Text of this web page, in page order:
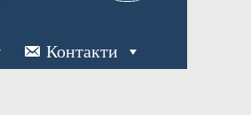
Контакти